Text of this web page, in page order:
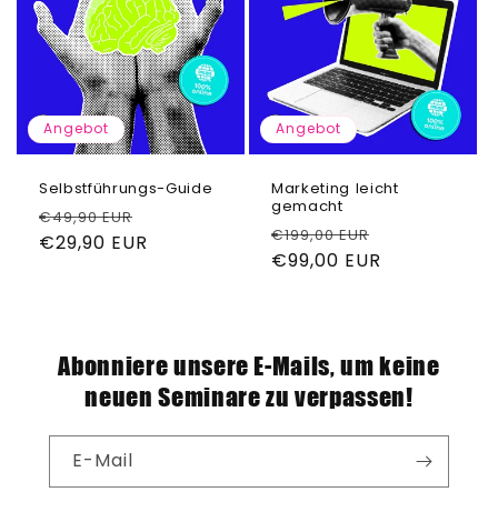
Angebot
Selbstführungs-Guide
Normaler
Preis
€49,90 EUR
Verkaufspreis
€29,90 EUR
Angebot
Marketing leicht
gemacht
Normaler
Preis
€199,00 EUR
€99,00 EUR
Abonniere unsere E-Mails, um keine
neuen Seminare zu verpassen!
E-Mail